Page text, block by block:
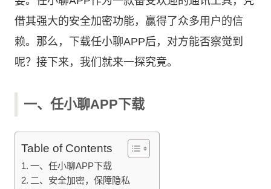
借其强大的安全加密功能，赢得了众多用户的信
赖。那么，下载任小聊APP后，对方能否察觉到
呢？接下来，我们就来一探究竟。
一、任小聊APP下载
Table of Contents
一、任小聊APP下载
二、安全加密，保障隐私